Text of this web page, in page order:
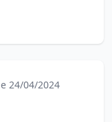
24/04/2024